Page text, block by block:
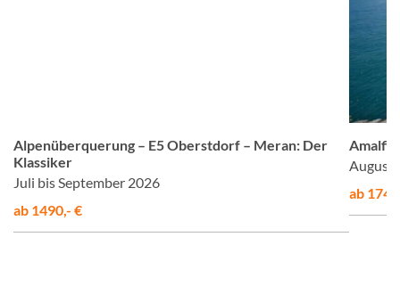
Alpenüberquerung – E5 Oberstdorf – Meran: Der
Klassiker
Juli bis September 2026
ab 1490,- €
Amalfis
August
ab